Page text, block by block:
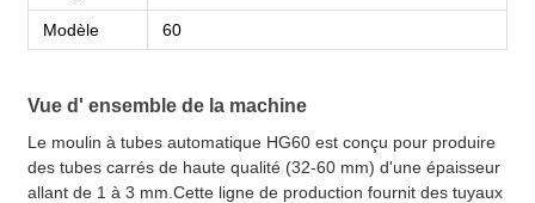
Modèle 60
Vue d' ensemble de la machine
Le moulin à tubes automatique HG60 est conçu pour produire
des tubes carrés de haute qualité (32-60 mm) d'une épaisseur
allant de 1 à 3 mm.Cette ligne de production fournit des tuyaux